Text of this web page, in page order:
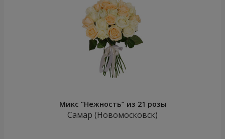
Микс “Нежность” из 21 розы
Самар (Новомосковск)